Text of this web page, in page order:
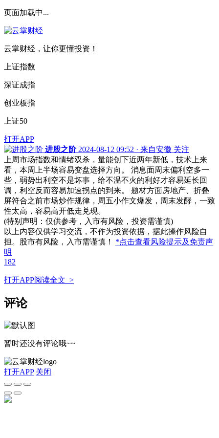
页面加载中...
云掌财经，让你更懂投资！
上证指数
深证成指
创业板指
上证50
打开APP
进股之阶 2024-08-12 09:52 · 来自安徽 关注
上周市场指数和情绪双杀，量能创下近两年新低，技术上来
看，本周上半场容易变盘选择方向。 消息面周末偏利空多一
些，弱势出利空不是坏事，给不温不火的利好才容易延长回
调，利空反而容易加速拐点的到来。 题材方面房地产、折叠
屏符合之前市场炒作规律，周五小作文爆发，周末发酵，一致
性太高，容易高开低走兑现。
(特别声明：仅供参考，入市有风险，投资需谨慎)
以上内容仅供学习交流，不作为投资依据，据此操作风险自
担。股市有风险，入市需谨慎！ *点击查看风险提示及免责声
明
182
打开APP阅读全文 >
评论
暂时还没有评论哦~~
打开APP 关闭